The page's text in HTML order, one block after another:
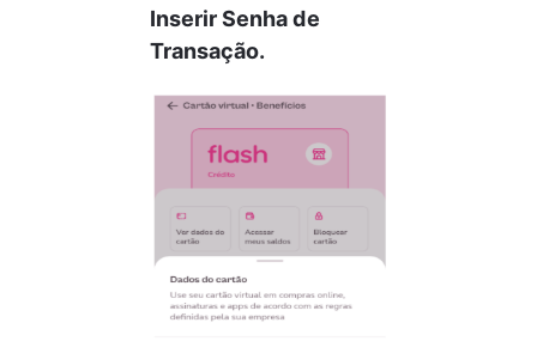
Inserir Senha de
Transação.